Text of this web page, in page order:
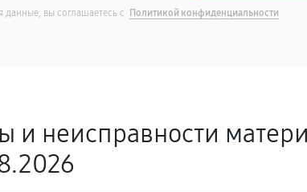
данные, вы соглашаетесь с Политикой конфиденциальности
и неисправности